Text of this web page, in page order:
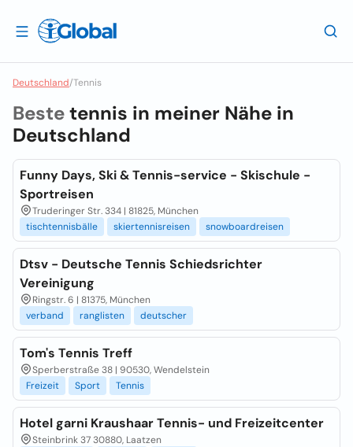
Deutschland/Tennis
Bestetennis in meiner Nähe in
Deutschland
Funny Days, Ski & Tennis-service - Skischule -
Sportreisen
Truderinger Str. 334 | 81825, München
tischtennisbälle
skiertennisreisen snowboardreisen
Dtsv - Deutsche Tennis Schiedsrichter
Vereinigung
Ringstr. 6 | 81375, München
verband
ranglisten deutscher
Tom's Tennis Treff
Sperberstraße 38 | 90530, Wendelstein
Freizeit
Sport Tennis
Hotel garni Kraushaar Tennis- und Freizeitcenter
Steinbrink 37 30880, Laatzen